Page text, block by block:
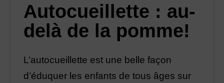
Autocueillette : au-
delà de la pomme!
L’autocueillette est une belle façon
d’éduquer les enfants de tous âges sur